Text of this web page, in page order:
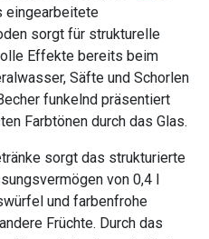
eingearbeitete
sorgt für strukturelle
Effekte bereits beim
Säfte und Schorlen
funkelnd präsentiert
Farbtönen durch das Glas.
sorgt das strukturierte
von 0,4 l
und farbenfrohe
Früchte. Durch das